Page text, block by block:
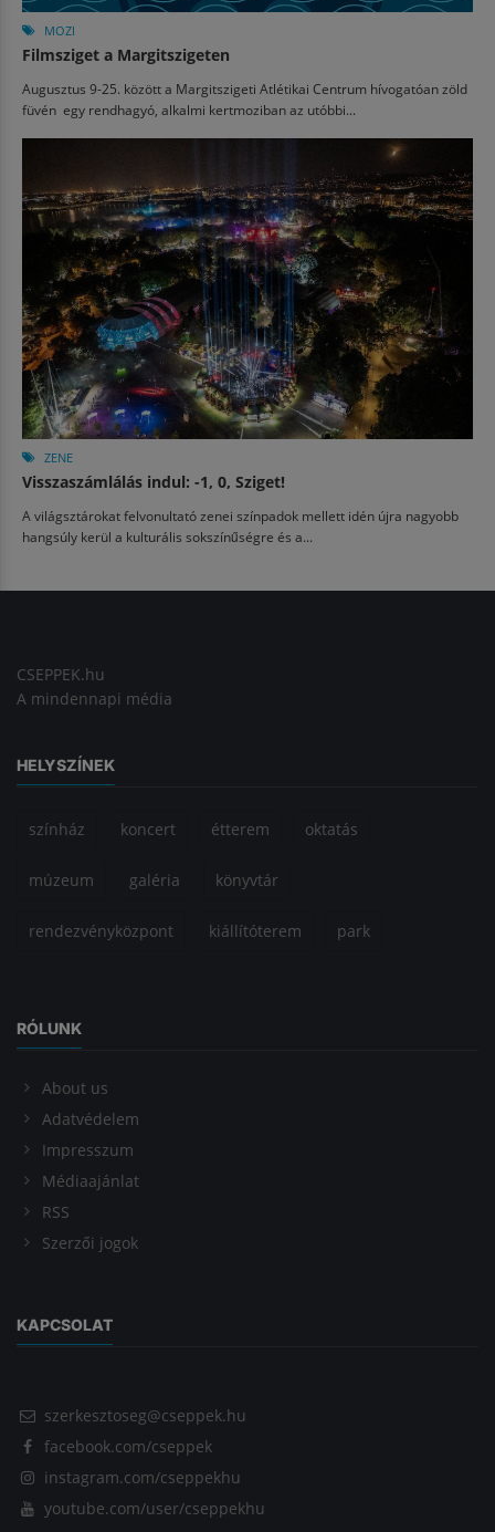
MOZI
Filmsziget a Margitszigeten
Augusztus 9-25. között a Margitszigeti Atlétikai Centrum hívogatóan zöld
füvén egy rendhagyó, alkalmi kertmoziban az utóbbi...
ZENE
Visszaszámlálás indul: -1, 0, Sziget!
A világsztárokat felvonultató zenei színpadok mellett idén újra nagyobb
hangsúly kerül a kulturális sokszínűségre és a...
CSEPPEK.hu
A mindennapi média
HELYSZÍNEK
színház koncert étterem oktatás
múzeum galéria könyvtár
rendezvényközpont kiállítóterem park
RÓLUNK
About us
Adatvédelem
Impresszum
Médiaajánlat
RSS
Szerzői jogok
KAPCSOLAT
szerkesztoseg@cseppek.hu
facebook.com/cseppek
instagram.com/cseppekhu
youtube.com/user/cseppekhu